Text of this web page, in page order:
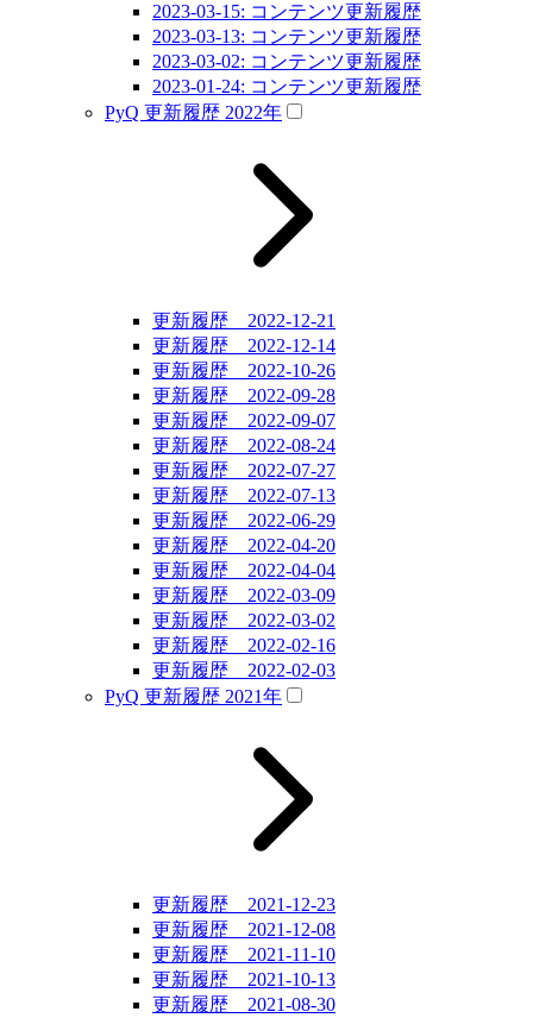
2023-03-15: コンテンツ更新履歴
2023-03-13: コンテンツ更新履歴
2023-03-02: コンテンツ更新履歴
2023-01-24: コンテンツ更新履歴
PyQ 更新履歴 2022年
更新履歴 2022-12-21
更新履歴 2022-12-14
更新履歴 2022-10-26
更新履歴 2022-09-28
更新履歴 2022-09-07
更新履歴 2022-08-24
更新履歴 2022-07-27
更新履歴 2022-07-13
更新履歴 2022-06-29
更新履歴 2022-04-20
更新履歴 2022-04-04
更新履歴 2022-03-09
更新履歴 2022-03-02
更新履歴 2022-02-16
更新履歴 2022-02-03
PyQ 更新履歴 2021年
更新履歴 2021-12-23
更新履歴 2021-12-08
更新履歴 2021-11-10
更新履歴 2021-10-13
更新履歴 2021-08-30